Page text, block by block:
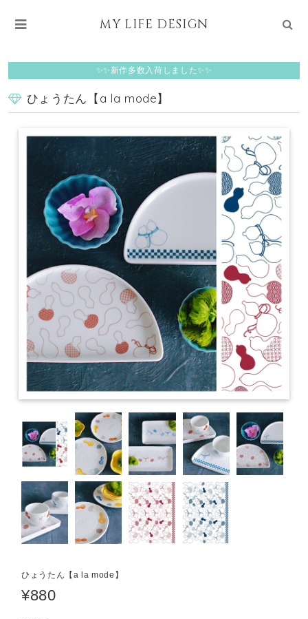
MY LIFE DESIGN
✨✨新作多数入荷しました✨✨
ひょうたん【a la mode】
ひょうたん【a la mode】
¥880